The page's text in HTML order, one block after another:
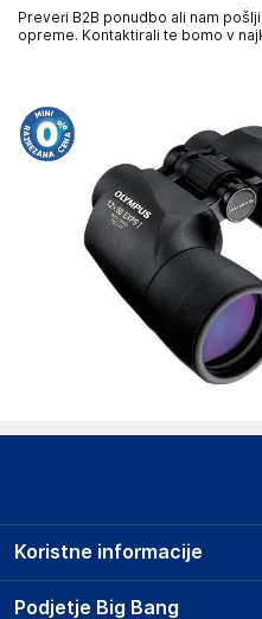
Preveri B2B ponudbo ali nam
opreme. Kontaktirali te bomo v
Podjetje Big Bang
Koristne informacije
Prodajna mesta